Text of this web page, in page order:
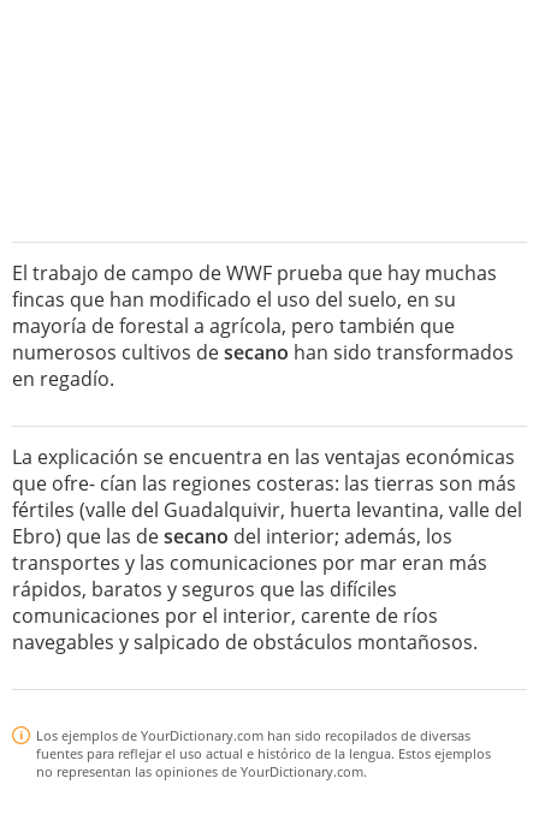
El trabajo de campo de WWF prueba que hay muchas
fincas que han modificado el uso del suelo, en su
mayoría de forestal a agrícola, pero también que
numerosos cultivos desecano han sido transformados
en regadío.
La explicación se encuentra en las ventajas económicas
que ofre- cían las regiones costeras: las tierras son más
fértiles (valle del Guadalquivir, huerta levantina, valle del
Ebro) que las desecano del interior; además, los
transportes y las comunicaciones por mar eran más
rápidos, baratos y seguros que las difíciles
comunicaciones por el interior, carente de ríos
navegables y salpicado de obstáculos montañosos.
Los ejemplos de YourDictionary.com han sido recopilados de diversas
fuentes para reflejar el uso actual e histórico de la lengua. Estos ejemplos
no representan las opiniones de YourDictionary.com.